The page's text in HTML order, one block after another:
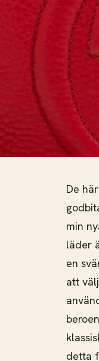
De
min
läder
en
att
detta